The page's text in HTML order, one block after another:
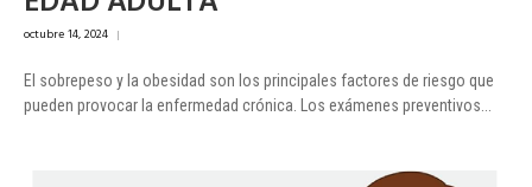
octubre 14, 2024 |
El sobrepeso y la obesidad son los principales factores de riesgo que
pueden provocar la enfermedad crónica. Los exámenes preventivos...